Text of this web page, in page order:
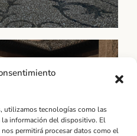
utilizamos tecnologías como las
la información del dispositivo. El
permitirá procesar datos como el
hasta la encantadora
Marbella o la histórica
es un espacio
tesoros ocultos de esta